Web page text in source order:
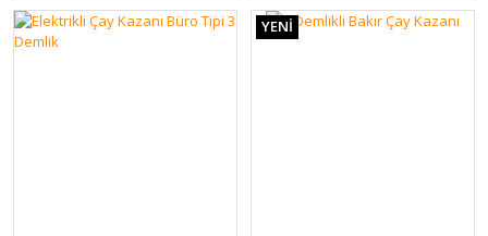
YENİ